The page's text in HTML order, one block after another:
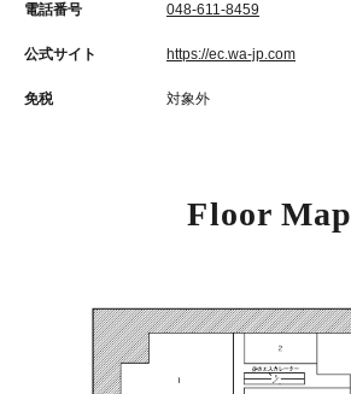
電話番号 048-611-8459
公式サイト https://ec.wa-jp.com
免税 対象外
Floor Map